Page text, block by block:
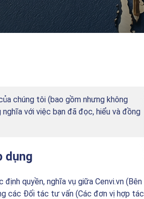
chúng tôi (bao gồm nhưng không
nghĩa với việc bạn đã đọc, hiểu và đồng
dụng
quyền, nghĩa vụ giữa Cenvi.vn (Bên
các Đối tác tư vấn (Các đơn vị hợp tác